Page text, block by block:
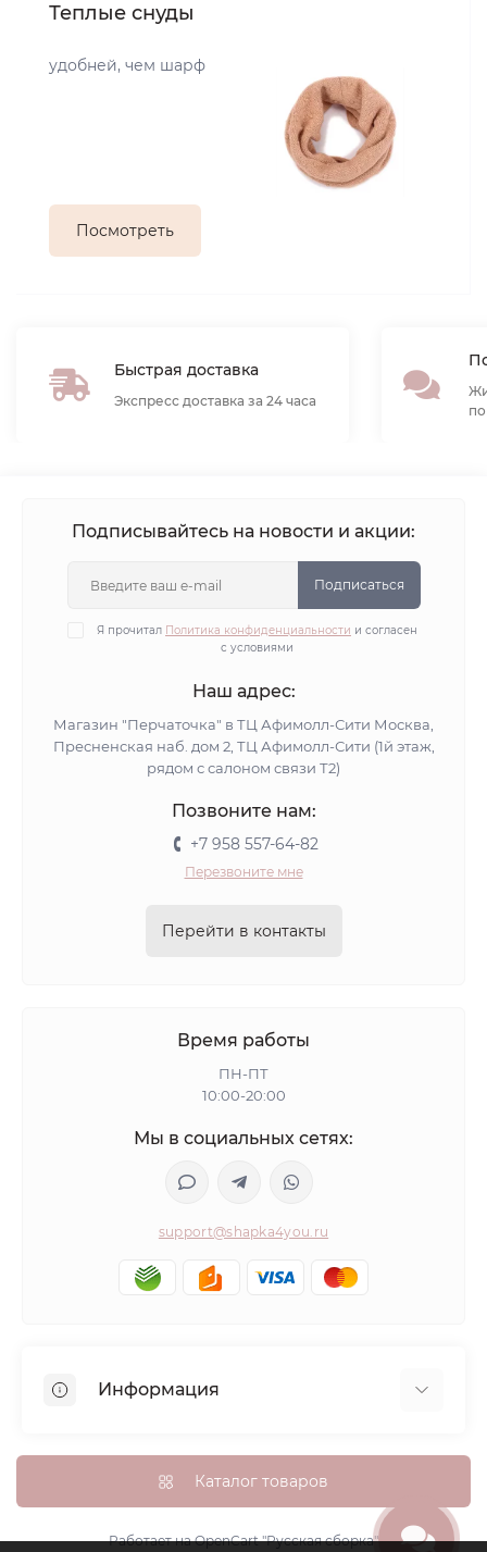
Теплые снуды
удобней, чем шарф
Посмотреть
Быстрая доставка
Экспресс доставка за 24 часа
Подписывайтесь на новости и акции:
Подписаться
Я прочитал Политика конфиденциальности и согласен
с условиями
Наш адрес:
Магазин "Перчаточка" в ТЦ Афимолл-Сити Москва,
Пресненская наб. дом 2, ТЦ Афимолл-Сити (1й этаж,
рядом с салоном связи Т2)
Позвоните нам:
+7 958 557-64-82
Перезвоните мне
Перейти в контакты
Время работы
ПН-ПТ
10:00-20:00
Мы в социальных сетях:
support@shapka4you.ru
Информация
Доставка, оплата и бонусные баллы
Гарантия возврата
Политика конфиденциальности
Каталог товаров
Работает наOpenCart "Русская сборка"